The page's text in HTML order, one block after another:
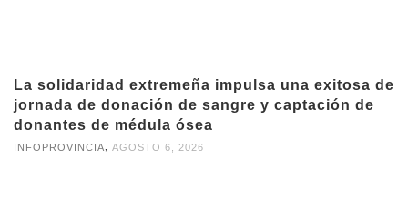
La solidaridad extremeña impulsa una exitosa de
jornada de donación de sangre y captación de
donantes de médula ósea
INFOPROVINCIA, AGOSTO 6, 2026